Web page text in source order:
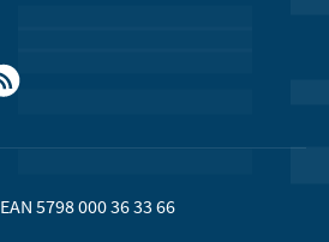
EAN 5798 000 36 33 66